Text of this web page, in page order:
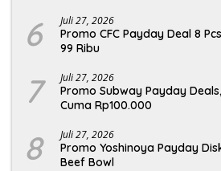
6 Juli 27, 2026
Promo CFC Payday Deal 8
99 Ribu
7 Juli 27, 2026
Promo Subway Payday
Cuma Rp100.000
8 Juli 27, 2026
Promo Yoshinoya Payday
Beef Bowl